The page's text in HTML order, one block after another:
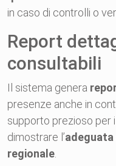
in caso di controlli o
Report
consultabili
Il sistema genera
presenze anche in
supporto prezioso per
dimostrare l’adeguata
regionale